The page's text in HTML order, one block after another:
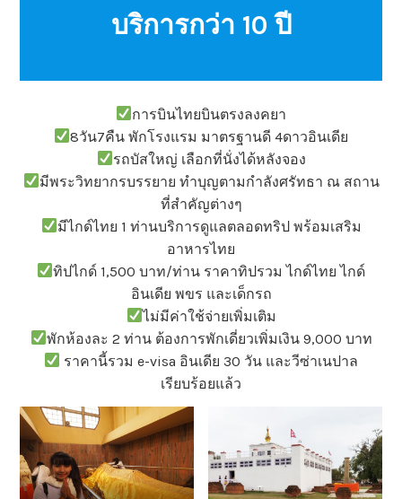
บริการกว่า 10 ปี
การบินไทยบินตรงลงคยา
8วัน7คืน พักโรงแรม มาตรฐานดี 4ดาวอินเดีย
รถบัสใหญ่ เลือกที่นั่งได้หลังจอง
มีพระวิทยากรบรรยาย ทำบุญตามกำลังศรัทธา ณ สถาน
ที่สำคัญต่างๆ
มีไกด์ไทย 1 ท่านบริการดูแลตลอดทริป พร้อมเสริม
อาหารไทย
ทิปไกด์ 1,500 บาท/ท่าน ราคาทิปรวม ไกด์ไทย ไกด์
อินเดีย พขร และเด็กรถ
ไม่มีค่าใช้จ่ายเพิ่มเติม
พักห้องละ 2 ท่าน ต้องการพักเดี่ยวเพิ่มเงิน 9,000 บาท
ราคานี้รวม e-visa อินเดีย 30 วัน และวีซ่าเนปาล
เรียบร้อยแล้ว